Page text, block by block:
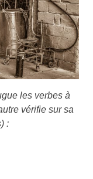
les verbes à
vérifie sur sa
: